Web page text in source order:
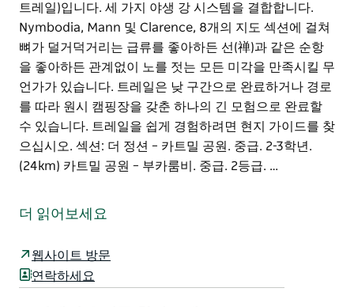
트레일)입니다. 세 가지 야생 강 시스템을 결합합니다.
Nymbodia, Mann 및 Clarence, 8개의 지도 섹션에 걸쳐
뼈가 덜거덕거리는 급류를 좋아하든 선(禅)과 같은 순항
을 좋아하든 관계없이 노를 젓는 모든 미각을 만족시킬 무
언가가 있습니다. 트레일은 낮 구간으로 완료하거나 경로
를 따라 원시 캠핑장을 갖춘 하나의 긴 모험으로 완료할
수 있습니다. 트레일을 쉽게 경험하려면 현지 가이드를 찾
으십시오. 섹션: 더 정션 – 카트밀 공원. 중급. 2-3학년.
(24km) 카트밀 공원 – 부카룸비. 중급. 2등급. …
사이의 195km가 넘는 강을 덮고 있는 Clarence Canoe
트레일)입니다. 세 가지 야생 강 시스템을 결합합니다.
Nymbodia, Mann 및 Clarence, 8개의 지도 섹션에 걸쳐
더 읽어보세요
웹사이트 방문
연락하세요